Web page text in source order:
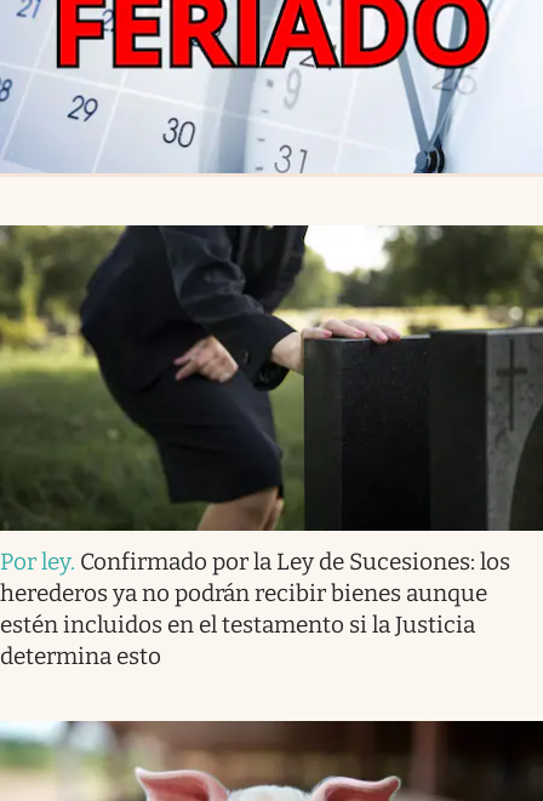
Por ley. Confirmado por la Ley de Sucesiones: los
herederos ya no podrán recibir bienes aunque
estén incluidos en el testamento si la Justicia
determina esto